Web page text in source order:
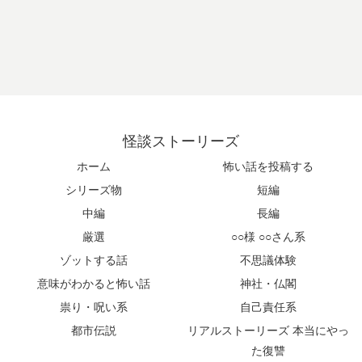
怪談ストーリーズ
ホーム
怖い話を投稿する
シリーズ物
短編
中編
長編
厳選
○○様 ○○さん系
ゾットする話
不思議体験
意味がわかると怖い話
神社・仏閣
祟り・呪い系
自己責任系
都市伝説
リアルストーリーズ 本当にやっ
た復讐